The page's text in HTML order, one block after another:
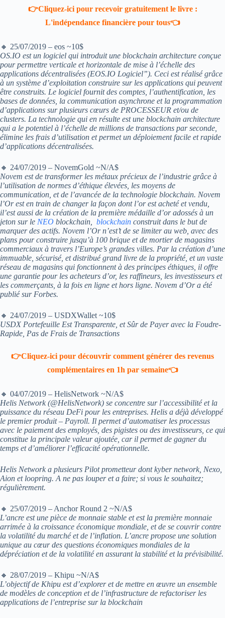
👉Cliquez-ici pour recevoir gratuitement le livre :
L'indépendance financière pour tous👈
🔸 25/07/2019 – eos ~10$
OS.IO est un logiciel qui introduit une blockchain architecture conçue
pour permettre verticale et horizontale de mise à l’échelle des
applications décentralisées (EOS.IO Logiciel”). Ceci est réalisé grâce
à un système d’exploitation construire sur les applications qui peuvent
être construits. Le logiciel fournit des comptes, l’authentification, les
bases de données, la communication asynchrone et la programmation
d’applications sur plusieurs cœurs de PROCESSEUR et/ou de
clusters. La technologie qui en résulte est une blockchain architecture
qui a le potentiel à l’échelle de millions de transactions par seconde,
élimine les frais d’utilisation et permet un déploiement facile et rapide
d’applications décentralisées.
🔸 24/07/2019 – NovemGold ~N/A$
Novem est de transformer les métaux précieux de l’industrie grâce à
l’utilisation de normes d’éthique élevées, les moyens de
communication, et de l’avancée de la technologie blockchain. Novem
l’Or est en train de changer la façon dont l’or est acheté et vendu,
il’est aussi de la création de la première médaille d’or adossés à un
jeton sur le NEO blockchain, blockchain construit dans le but de
marquer des actifs. Novem l’Or n’est’t de se limiter au web, avec des
plans pour construire jusqu’à 100 brique et de mortier de magasins
commerciaux à travers l’Europe’s grandes villes. Par la création d’une
immuable, sécurisé, et distribué grand livre de la propriété, et un vaste
réseau de magasins qui fonctionnent à des principes éthiques, il offre
une garantie pour les acheteurs d’or, les raffineurs, les investisseurs et
les commerçants, à la fois en ligne et hors ligne. Novem d’Or a été
publié sur Forbes.
🔸 24/07/2019 – USDXWallet ~10$
USDX Portefeuille Est Transparente, et Sûr de Payer avec la Foudre-
Rapide, Pas de Frais de Transactions
👉Cliquez-ici pour découvrir comment générer des revenus
complémentaires en 1h par semaine👈
🔸 04/07/2019 – HelisNetwork ~N/A$
Helis Network (@HelisNetwork) se concentre sur l’accessibilité et la
puissance du réseau DeFi pour les entreprises. Helis a déjà développé
le premier produit – Payroll. Il permet d’automatiser les processus
avec le paiement des employés, des pigistes ou des investisseurs, ce qui
constitue la principale valeur ajoutée, car il permet de gagner du
temps et d’améliorer l’efficacité opérationnelle.
Helis Network a plusieurs Pilot prometteur dont kyber network, Nexo,
Aion et loopring. A ne pas louper et a faire; si vous le souhaitez;
régulièrement.
🔸 25/07/2019 – Anchor Round 2 ~N/A$
L’ancre est une pièce de monnaie stable et est la première monnaie
arrimée à la croissance économique mondiale, et de se couvrir contre
la volatilité du marché et de l’inflation. L’ancre propose une solution
unique au cœur des questions économiques mondiales de la
dépréciation et de la volatilité en assurant la stabilité et la prévisibilité.
🔸 28/07/2019 – Khipu ~N/A$
L’objectif de Khipu est d’explorer et de mettre en œuvre un ensemble
de modèles de conception et de l’infrastructure de refactoriser les
applications de l’entreprise sur la blockchain